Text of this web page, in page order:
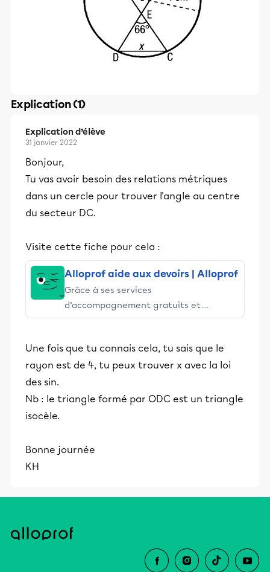
Explication (1)
Explication d’élève
31 janvier 2022
Bonjour,
Tu vas avoir besoin des relations métriques
dans un cercle pour trouver l'angle au centre
du secteur DC.
Visite cette fiche pour cela :
Alloprof aide aux devoirs | Alloprof
Grâce à ses services
d’accompagnement gratuits et
stimulants, Alloprof engage les élèves
éducative.
Une fois que tu connais cela, tu sais que le
rayon est de 4, tu peux trouver x avec la loi
des sin.
Nb : le triangle formé par ODC est un triangle
isocèle.
Bonne journée
KH